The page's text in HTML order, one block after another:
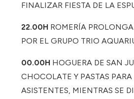
FINALIZAR FIESTA DE LA
22.00H ROMERÍA
POR EL GRUPO TRIO
00.00H HOGUERA DE SAN
CHOCOLATE Y PASTAS
ASISTENTES, MIENTRAS SE